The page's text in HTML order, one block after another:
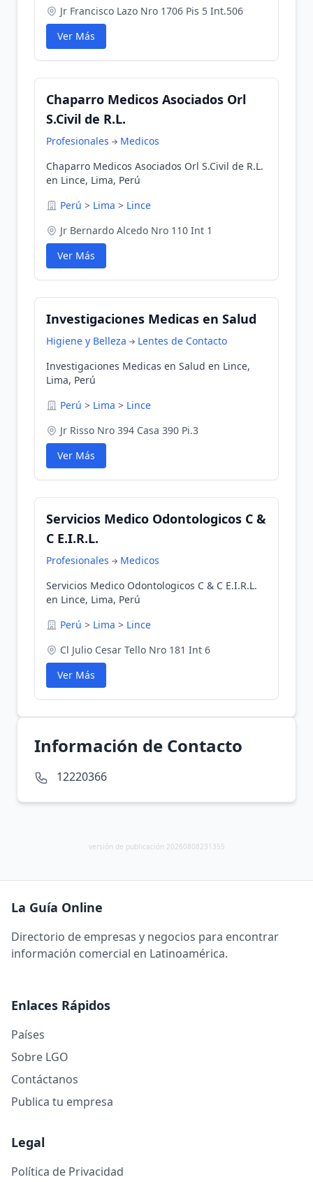
Jr Francisco Lazo Nro 1706 Pis 5 Int.506
Ver Más
Chaparro Medicos Asociados Orl
S.Civil de R.L.
Profesionales
Medicos
Chaparro Medicos Asociados Orl S.Civil de R.L.
en Lince, Lima, Perú
Perú > Lima > Lince
Jr Bernardo Alcedo Nro 110 Int 1
Ver Más
Investigaciones Medicas en Salud
Higiene y Belleza
Lentes de Contacto
Investigaciones Medicas en Salud en Lince,
Lima, Perú
Perú > Lima > Lince
Jr Risso Nro 394 Casa 390 Pi.3
Ver Más
Servicios Medico Odontologicos C &
C E.I.R.L.
Profesionales
Medicos
Servicios Medico Odontologicos C & C E.I.R.L.
en Lince, Lima, Perú
Perú > Lima > Lince
Cl Julio Cesar Tello Nro 181 Int 6
Ver Más
Información de Contacto
12220366
versión de publicación 20260808231355
La Guía Online
Directorio de empresas y negocios para encontrar
información comercial en Latinoamérica.
Enlaces Rápidos
Países
Sobre LGO
Contáctanos
Publica tu empresa
Legal
Política de Privacidad